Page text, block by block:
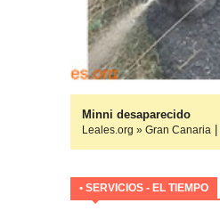
Minni desaparecido
Leales.org » Gran Canaria |
• SERVICIOS - EL TIEMPO